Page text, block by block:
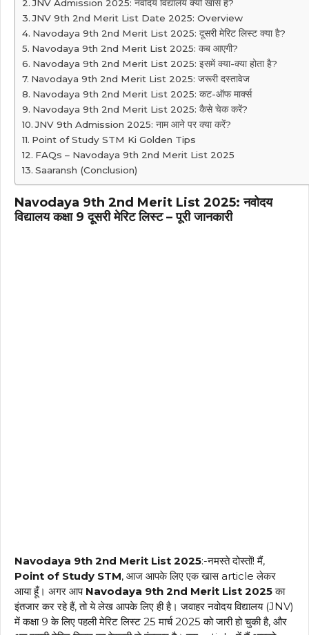
JNV Admission 2025: नवोदय विद्यालय क्यों खास है?
JNV 9th 2nd Merit List Date 2025: Overview
Navodaya 9th 2nd Merit List 2025: दूसरी मेरिट लिस्ट क्या है?
Navodaya 9th 2nd Merit List 2025: कब आएगी?
Navodaya 9th 2nd Merit List 2025: इसमें क्या-क्या होता है?
Navodaya 9th 2nd Merit List 2025: जरूरी दस्तावेज
Navodaya 9th 2nd Merit List 2025: कट-ऑफ मार्क्स
Navodaya 9th 2nd Merit List 2025: कैसे चेक करें?
JNV 9th Admission 2025: नाम आने पर क्या करें?
Point of Study STM Ki Golden Tips
FAQs – Navodaya 9th 2nd Merit List 2025
Saaransh (Conclusion)
Navodaya 9th 2nd Merit List 2025: नवोदय
विद्यालय कक्षा 9 दूसरी मेरिट लिस्ट – पूरी जानकारी
Navodaya 9th 2nd Merit List 2025:-नमस्ते दोस्तों! मैं,
Point of Study STM, आज आपके लिए एक खास article लेकर
आया हूँ। अगर आप Navodaya 9th 2nd Merit List 2025का
इंतजार कर रहे हैं, तो ये लेख आपके लिए ही है। जवाहर नवोदय विद्यालय (JNV)
में कक्षा 9 के लिए पहली मेरिट लिस्ट 25 मार्च 2025 को जारी हो चुकी है, और